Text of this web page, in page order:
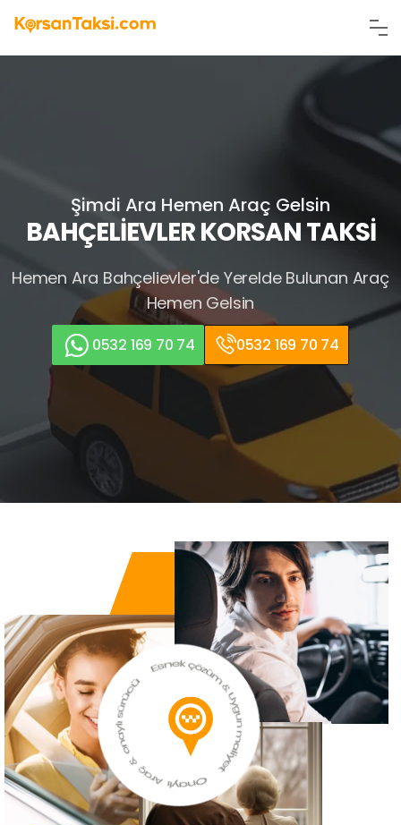
Şimdi Ara Hemen Araç Gelsin
BAHÇELİEVLER KORSAN TAKSİ
Hemen Ara Bahçelievler'de Yerelde Bulunan Araç
Hemen Gelsin
0532 169 70 74 0532 169 70 74